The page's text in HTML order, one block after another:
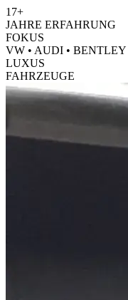
17+
JAHRE ERFAHRUNG
FOKUS
VW • AUDI • BENTLEY
LUXUS
FAHRZEUGE